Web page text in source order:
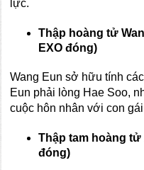
lực.
Thập hoàng tử
EXO đóng)
Wang Eun sở hữu tính
Eun phải lòng Hae Soo,
cuộc hôn nhân với con
Thập tam hoàng tử
đóng)